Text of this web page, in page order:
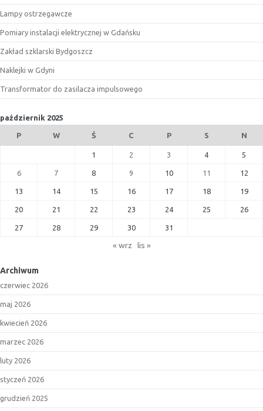
Lampy ostrzegawcze
Pomiary instalacji elektrycznej w Gdańsku
Zakład szklarski Bydgoszcz
Naklejki w Gdyni
Transformator do zasilacza impulsowego
październik 2025
P W Ś C P S N
1 2 3 4 5
6 7 8 9 10 11 12
13 14 15 16 17 18 19
20 21 22 23 24 25 26
27 28 29 30 31
« wrz lis »
Archiwum
czerwiec 2026
maj 2026
kwiecień 2026
marzec 2026
luty 2026
styczeń 2026
grudzień 2025